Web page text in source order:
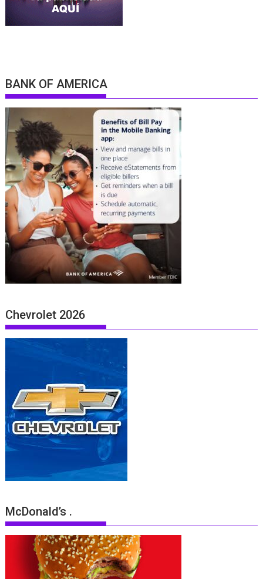
BANK OF AMERICA
Chevrolet 2026
McDonald’s .